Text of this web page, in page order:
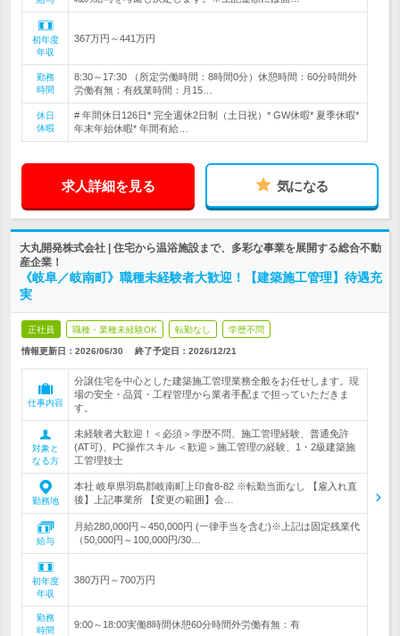
初年度
年収
367万円～441万円
勤務
時間
8:30～17:30 （所定労働時間：8時間0分）休憩時間：60分時間外
労働有無：有残業時間：月15…
休日
休暇
# 年間休日126日* 完全週休2日制（土日祝）* GW休暇* 夏季休暇*
年末年始休暇* 年間有給…
求人詳細を見る 気になる
大丸開発株式会社 | 住宅から温浴施設まで、多彩な事業を展開する総合不動
産企業！
《岐阜／岐南町》職種未経験者大歓迎！【建築施工管理】待遇充
実
正社員 職種・業種未経験OK 転勤なし 学歴不問
情報更新日：2026/06/30 終了予定日： 2026/12/21
仕事内容
分譲住宅を中心とした建築施工管理業務全般をお任せします。現
場の安全・品質・工程管理から業者手配まで担っていただきま
す。
対象と
なる方
未経験者大歓迎！＜必須＞学歴不問、施工管理経験、普通免許
(AT可)、PC操作スキル ＜歓迎＞施工管理の経験、1・2級建築施
工管理技士
勤務地
本社 岐阜県羽島郡岐南町上印食8-82 ※転勤当面なし 【雇入れ直
後】上記事業所 【変更の範囲】会…
給与
月給280,000円～450,000円 (一律手当を含む)※上記は固定残業代
（50,000円～100,000円/30…
初年度
年収
380万円～700万円
勤務
時間
9:00～18:00実働8時間休憩60分時間外労働有無：有